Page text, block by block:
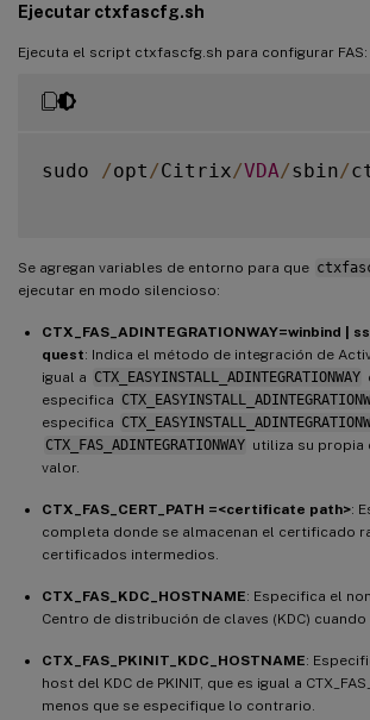
Ejecutar ctxfascfg.sh
Ejecuta el script ctxfascfg.sh para configurar FAS:
sudo /opt /Citrix/VDA/sbin/
Se agregan variables de entorno para que
ejecutar en modo silencioso:
CTX_FAS_ADINTEGRATIONWAY=winbind |
quest: Indica el método de integración de
igual a CTX_EASYINSTALL_ADINTEGRATIONWAY
especifica
especifica
CTX_FAS_ADINTEGRATIONWAY utiliza su propia
valor.
CTX_FAS_CERT_PATH =<certificate path>:
completa donde se almacenan el certificado
certificados intermedios.
CTX_FAS_KDC_HOSTNAME: Especifica el
Centro de distribución de claves (KDC) cuando
CTX_FAS_PKINIT_KDC_HOSTNAME:
host del KDC de PKINIT, que es igual a
menos que se especifique lo contrario.